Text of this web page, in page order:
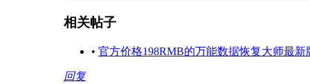
相关帖子
• 官方价格198RMB的万能数据恢复大师最新
回复